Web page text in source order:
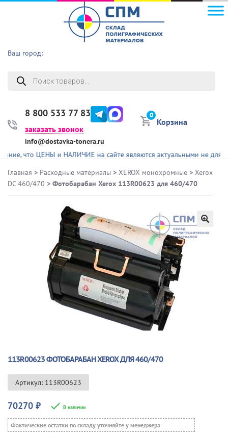
Ваш город:
Поиск
товаров
8 800 533 77 83
заказать звонок
info@dostavka-tonera.ru
0
Корзина
что ЦЕНЫ и НАЛИЧИЕ на сайте являются актуальными не для всех
Главная > Расходные материалы > XEROX монохромные > Xerox
DC 460/470 > Фотобарабан Xerox 113R00623 для 460/470
🔍
113R00623 ФОТОБАРАБАН XEROX ДЛЯ 460/470
Артикул: 113R00623
70270 ₽ В наличии
Фактические остатки по складу уточняйте у менеджера